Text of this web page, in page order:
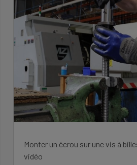
Monter un écrou sur une vis à
vidéo